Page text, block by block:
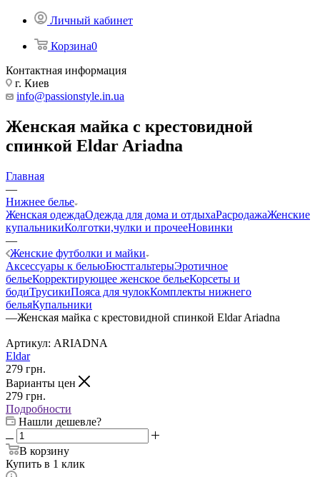
Личный кабинет
Корзина0
Контактная информация
г. Киев
info@passionstyle.in.ua
Женская майка с крестовидной
спинкой Eldar Ariadna
Главная
—
Нижнее белье
Женская одеждаОдежда для дома и отдыхаРасродажаЖенские
купальникиКолготки,чулки и прочееНовинки
—
Женские футболки и майки
Аксессуары к бельюБюстгальтерыЭротичное
бельеКорректирующее женское бельеКорсеты и
бодиТрусикиПояса для чулокКомплекты нижнего
бельяКупальники
—Женская майка с крестовидной спинкой Eldar Ariadna
Артикул: ARIADNA
Eldar
279 грн.
Варианты цен
279 грн.
Подробности
Нашли дешевле?
В корзину
Купить в 1 клик